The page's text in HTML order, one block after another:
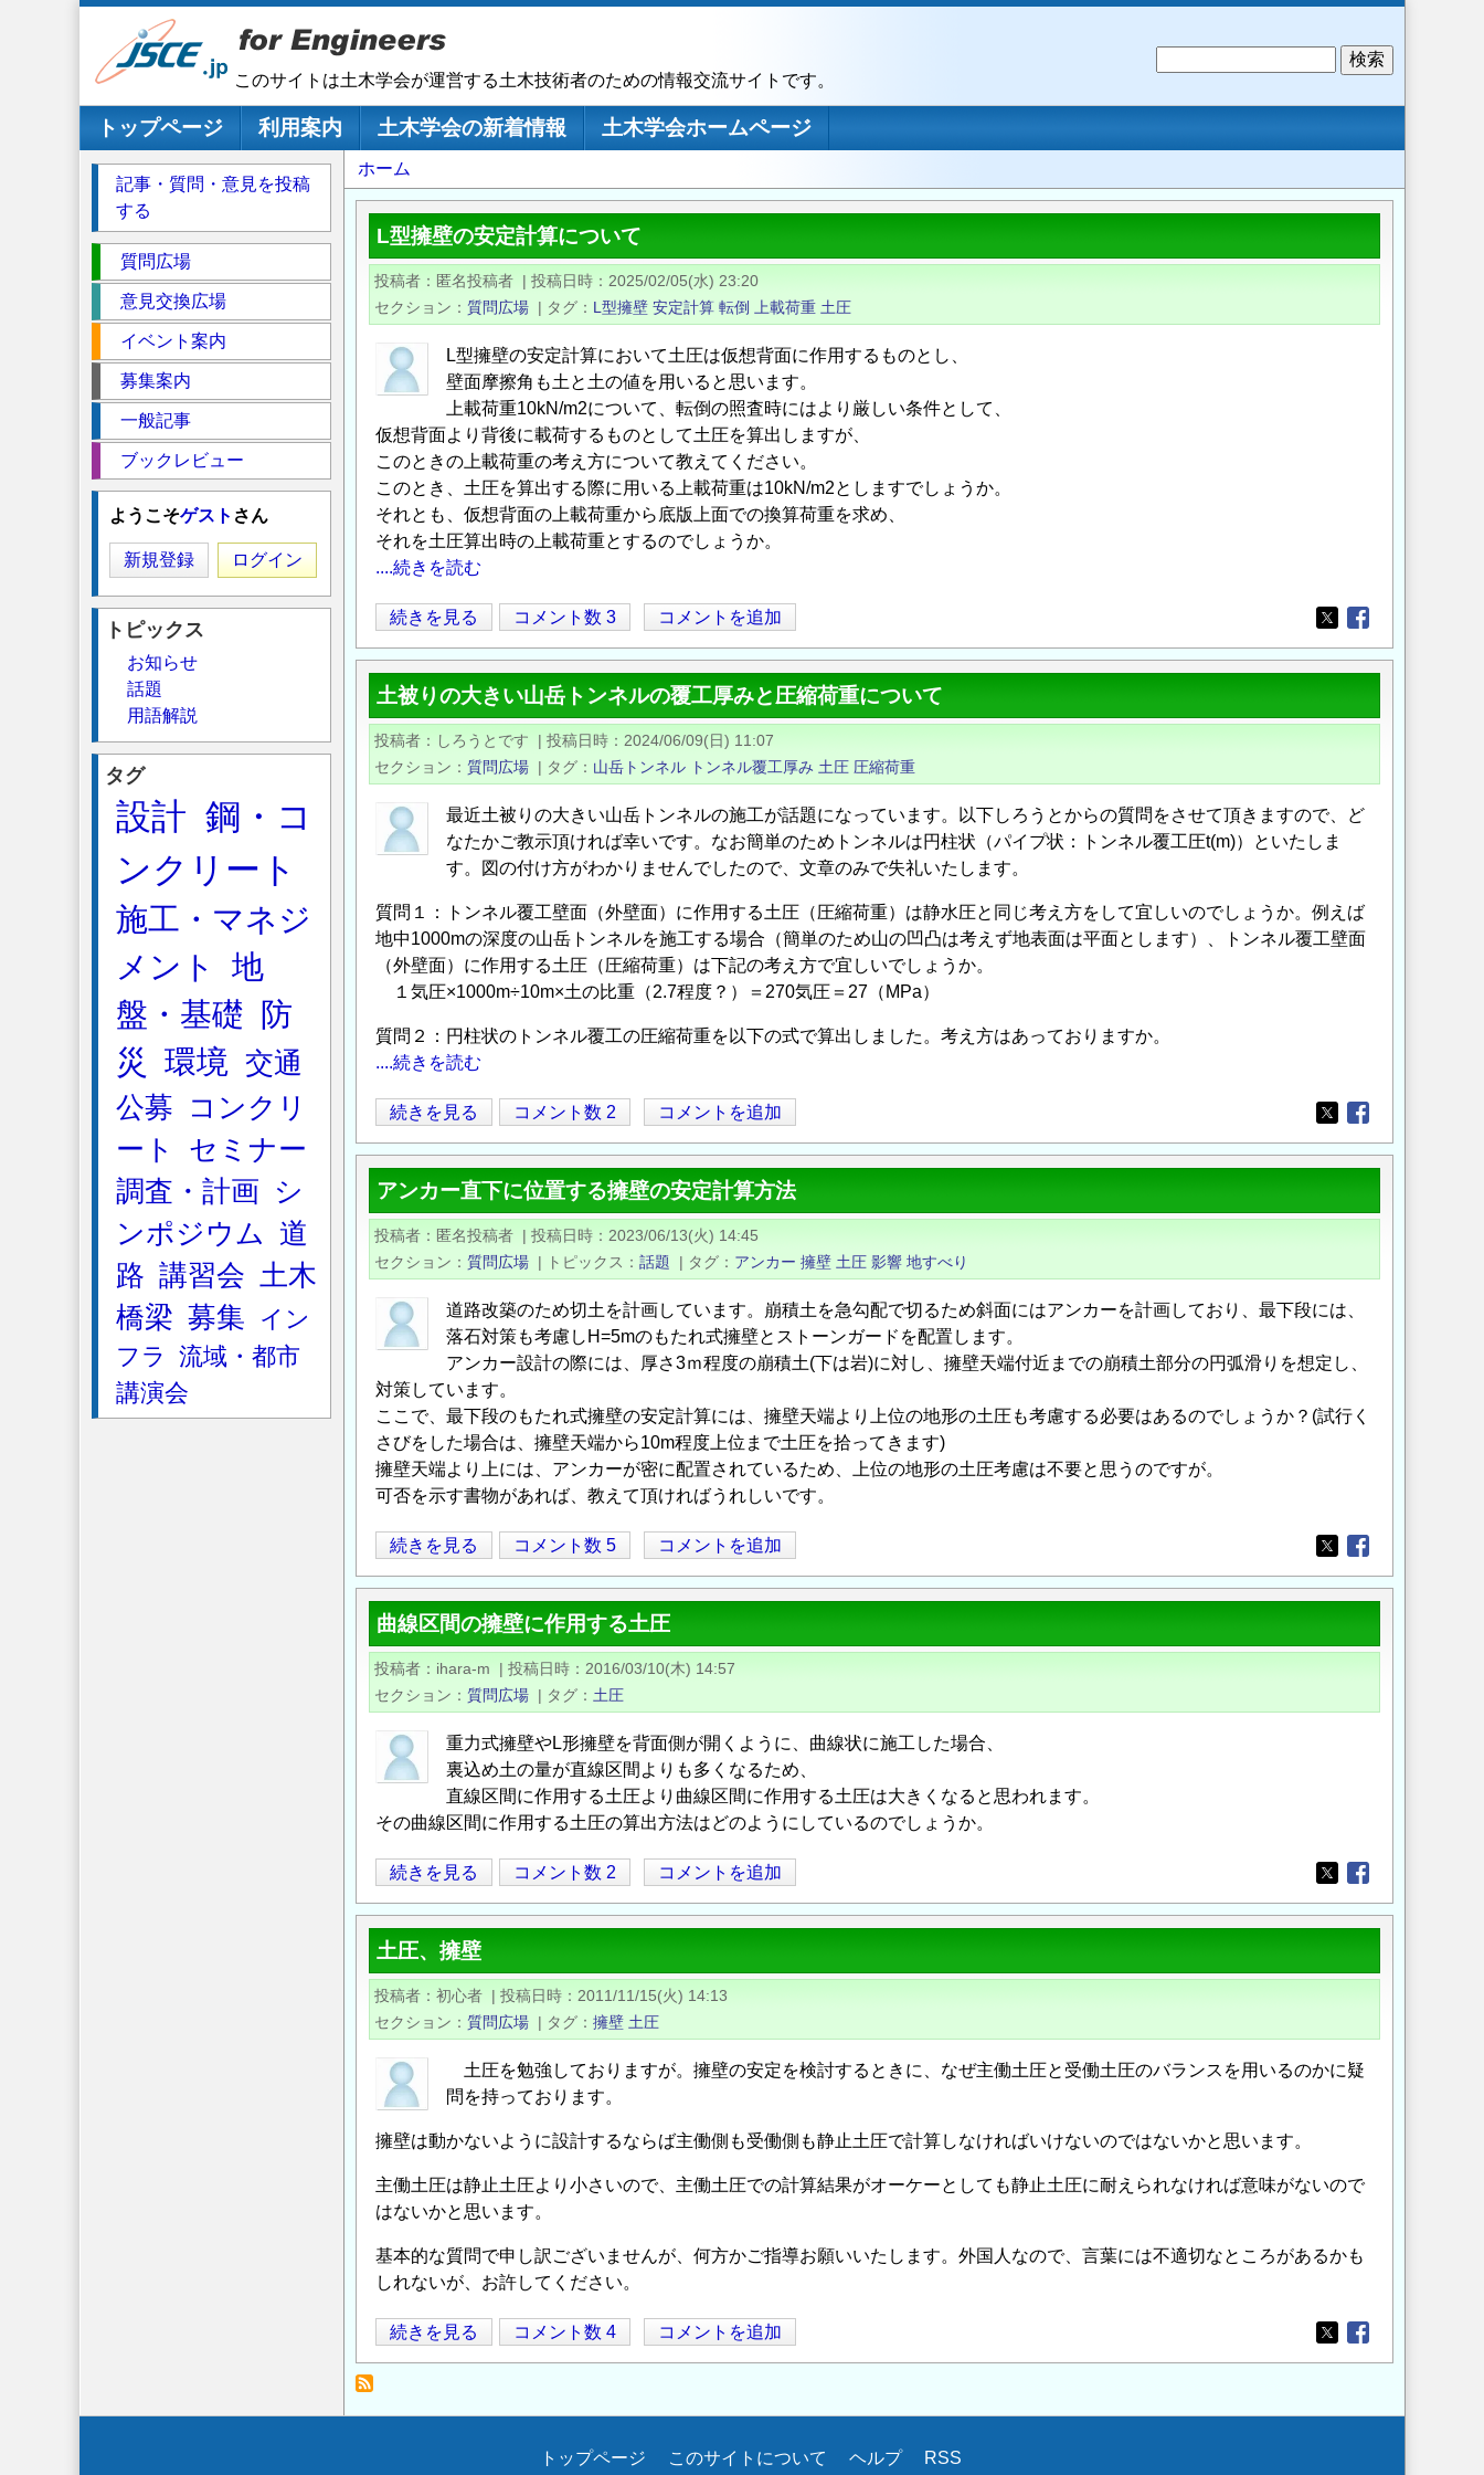
このサイトは土木学会が運営する土木技術者のための情報交流サイトです。
メインナビゲーション
トップページ 利用案内 土木学会の新着情報
土木学会ホームページ
パ
ン
く
ず
ホーム
L型擁壁の安定計算について
投稿者 匿名投稿者 | 投稿日時
2025/02/05(水) 23:20
セクション
質問広場 | タグ L型擁壁 安定計算 転倒 上載荷重 土圧
L型擁壁の安定計算において土圧は仮想背面に作用するものとし、
壁面摩擦角も土と土の値を用いると思います。
上載荷重10kN/m2について、転倒の照査時にはより厳しい条件として、
仮想背面より背後に載荷するものとして土圧を算出しますが、
このときの上載荷重の考え方について教えてください。
このとき、土圧を算出する際に用いる上載荷重は10kN/m2としますでしょうか。
それとも、仮想背面の上載荷重から底版上面での換算荷重を求め、
それを土圧算出時の上載荷重とするのでしょうか。
....続きを読む
L
型
擁
壁
の
定
計
算
い
て
の
続きを見る コメント数 3 コメントを追加
Opens in a new
Opens in a new
土被りの大きい山岳トンネルの覆工厚みと圧縮荷重について
投稿者 しろうとです | 投稿日時
2024/06/09(日) 11:07
セクション
質問広場 | タグ 山岳トンネル トンネル覆工厚み 土圧 圧縮荷重
最近土被りの大きい山岳トンネルの施工が話題になっています。以下しろうとからの質問をさせて頂きますので、ど
なたかご教示頂ければ幸いです。なお簡単のためトンネルは円柱状（パイプ状：トンネル覆工圧t(m)）といたしま
す。図の付け方がわかりませんでしたので、文章のみで失礼いたします。
質問１：トンネル覆工壁面（外壁面）に作用する土圧（圧縮荷重）は静水圧と同じ考え方をして宜しいのでしょうか。例えば
地中1000mの深度の山岳トンネルを施工する場合（簡単のため山の凹凸は考えず地表面は平面とします）、トンネル覆工壁面
（外壁面）に作用する土圧（圧縮荷重）は下記の考え方で宜しいでしょうか。
１気圧×1000m÷10m×土の比重（2.7程度？）＝270気圧＝27（MPa）
質問２：円柱状のトンネル覆工の圧縮荷重を以下の式で算出しました。考え方はあっておりますか。
....続きを読む
土
被
り
の
大
い
山
岳
ン
ネ
ル
の
覆
厚
み
と
圧
縮
荷
に
て
の
続きを見る コメント数 2 コメントを追加
Opens in a new
Opens in a new
アンカー直下に位置する擁壁の安定計算方法
投稿者 匿名投稿者 | 投稿日時
2023/06/13(火) 14:45
セクション
質問広場 | トピックス 話題 | タグ アンカー 擁壁 土圧 影響 地すべり
道路改築のため切土を計画しています。崩積土を急勾配で切るため斜面にはアンカーを計画しており、最下段には、
落石対策も考慮しH=5mのもたれ式擁壁とストーンガードを配置します。
アンカー設計の際には、厚さ3ｍ程度の崩積土(下は岩)に対し、擁壁天端付近までの崩積土部分の円弧滑りを想定し、
対策しています。
ここで、最下段のもたれ式擁壁の安定計算には、擁壁天端より上位の地形の土圧も考慮する必要はあるのでしょうか？(試行く
さびをした場合は、擁壁天端から10m程度上位まで土圧を拾ってきます)
擁壁天端より上には、アンカーが密に配置されているため、上位の地形の土圧考慮は不要と思うのですが。
可否を示す書物があれば、教えて頂ければうれしいです。
ア
ン
カ
ー
直
に
位
置
る
壁
の
安
定
計
算
方
法
の
続きを見る コメント数 5 コメントを追加
Opens in a new
Opens in a new
曲線区間の擁壁に作用する土圧
投稿者 ihara-m | 投稿日時
2016/03/10(木) 14:57
セクション
質問広場 | タグ 土圧
重力式擁壁やL形擁壁を背面側が開くように、曲線状に施工した場合、
裏込め土の量が直線区間よりも多くなるため、
直線区間に作用する土圧より曲線区間に作用する土圧は大きくなると思われます。
その曲線区間に作用する土圧の算出方法はどのようにしているのでしょうか。
曲
線
区
間
の
壁
に
作
す
る
土
の
続きを見る コメント数 2 コメントを追加
Opens in a new
Opens in a new
土圧、擁壁
投稿者 初心者 | 投稿日時
2011/11/15(火) 14:13
セクション
質問広場 | タグ 擁壁 土圧
土圧を勉強しておりますが。擁壁の安定を検討するときに、なぜ主働土圧と受働土圧のバランスを用いるのかに疑
問を持っております。
擁壁は動かないように設計するならば主働側も受働側も静止土圧で計算しなければいけないのではないかと思います。
主働土圧は静止土圧より小さいので、主働土圧での計算結果がオーケーとしても静止土圧に耐えられなければ意味がないので
はないかと思います。
基本的な質問で申し訳ございませんが、何方かご指導お願いいたします。外国人なので、言葉には不適切なところがあるかも
しれないが、お許してください。
土
圧、
壁
続きを見る コメント数 4 コメントを追加
Opens in a new
Opens in a new
記事・質問・意見を投稿
する
ク
シ
質問広場
意見交換広場
イベント案内
募集案内
一般記事
ブックレビュー
ようこそゲスト さん
新規登録 ログイン
トピックス
お知らせ
話題
用語解説
タグ
設計 鋼・コ
ンクリート
施工・マネジ
メント
地
盤・基礎
防
災
環境 交通
公募
コンクリ
ート
セミナー
調査・計画
シ
ンポジウム 道
路 講習会 土木
橋梁 募集
イン
フラ
流域・都市
講演会
トップページ このサイトについて ヘルプ RSS